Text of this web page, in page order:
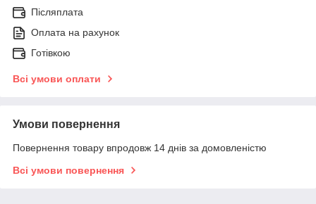
Післяплата
Оплата на рахунок
Готівкою
Всі умови оплати
Умови повернення
Повернення товару впродовж 14 днів за домовленістю
Всі умови повернення